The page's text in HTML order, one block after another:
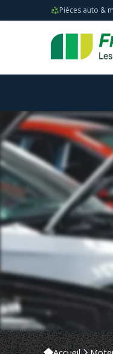
Pièces auto &